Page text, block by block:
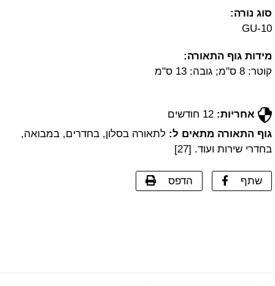
סוג נורה:
GU-10
מידות גוף התאורה:
קוטר: 8 ס"מ; גובה: 13 ס"מ
אחריות:
גוף התאורה מתאים ל: לתאורה בסלון, בחדרים, במבואה,
בחדרי שירות ועוד. [27]
שתף הדפס